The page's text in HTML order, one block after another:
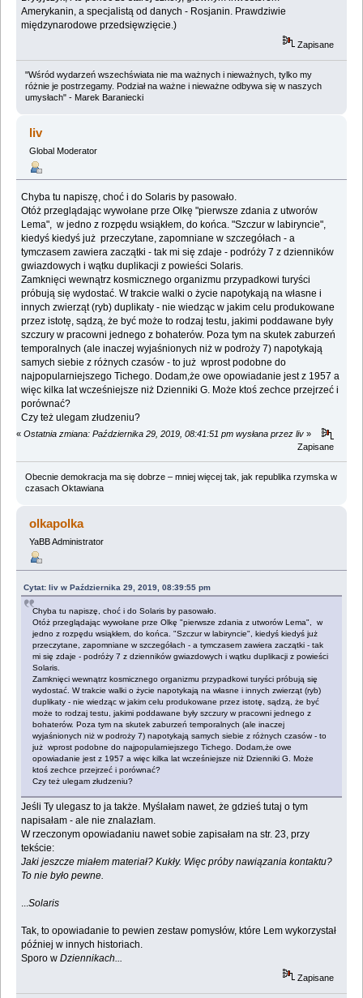
Amerykanin, a specjalistą od danych - Rosjanin. Prawdziwie
międzynarodowe przedsięwzięcie.)
Zapisane
"Wśród wydarzeń wszechświata nie ma ważnych i nieważnych, tylko my
różnie je postrzegamy. Podział na ważne i nieważne odbywa się w naszych
umysłach" - Marek Baraniecki
liv
Global Moderator
Chyba tu napiszę, choć i do Solaris by pasowało.
Otóż przeglądając wywołane prze Olkę "pierwsze zdania z utworów
Lema", w jedno z rozpędu wsiąkłem, do końca. "Szczur w labiryncie",
kiedyś kiedyś już przeczytane, zapomniane w szczegółach - a
tymczasem zawiera zaczątki - tak mi się zdaje - podróży 7 z dzienników
gwiazdowych i wątku duplikacji z powieści Solaris.
Zamknięci wewnątrz kosmicznego organizmu przypadkowi turyści
próbują się wydostać. W trakcie walki o życie napotykają na własne i
innych zwierząt (ryb) duplikaty - nie wiedząc w jakim celu produkowane
przez istotę, sądzą, że być może to rodzaj testu, jakimi poddawane były
szczury w pracowni jednego z bohaterów. Poza tym na skutek zaburzeń
temporalnych (ale inaczej wyjaśnionych niż w podroży 7) napotykają
samych siebie z różnych czasów - to już wprost podobne do
najpopularniejszego Tichego. Dodam,że owe opowiadanie jest z 1957 a
więc kilka lat wcześniejsze niż Dzienniki G. Może ktoś zechce przejrzeć i
porównać?
Czy też ulegam złudzeniu?
« Ostatnia zmiana: Października 29, 2019, 08:41:51 pm wysłana przez liv »
Zapisane
Obecnie demokracja ma się dobrze – mniej więcej tak, jak republika rzymska w
czasach Oktawiana
olkapolka
YaBB Administrator
Cytat: liv w Października 29, 2019, 08:39:55 pm
Chyba tu napiszę, choć i do Solaris by pasowało.
Otóż przeglądając wywołane prze Olkę "pierwsze zdania z utworów Lema", w
jedno z rozpędu wsiąkłem, do końca. "Szczur w labiryncie", kiedyś kiedyś już
przeczytane, zapomniane w szczegółach - a tymczasem zawiera zaczątki - tak
mi się zdaje - podróży 7 z dzienników gwiazdowych i wątku duplikacji z powieści
Solaris.
Zamknięci wewnątrz kosmicznego organizmu przypadkowi turyści próbują się
wydostać. W trakcie walki o życie napotykają na własne i innych zwierząt (ryb)
duplikaty - nie wiedząc w jakim celu produkowane przez istotę, sądzą, że być
może to rodzaj testu, jakimi poddawane były szczury w pracowni jednego z
bohaterów. Poza tym na skutek zaburzeń temporalnych (ale inaczej
wyjaśnionych niż w podroży 7) napotykają samych siebie z różnych czasów - to
już wprost podobne do najpopularniejszego Tichego. Dodam,że owe
opowiadanie jest z 1957 a więc kilka lat wcześniejsze niż Dzienniki G. Może
ktoś zechce przejrzeć i porównać?
Czy też ulegam złudzeniu?
Jeśli Ty ulegasz to ja także. Myślałam nawet, że gdzieś tutaj o tym
napisałam - ale nie znalazłam.
W rzeczonym opowiadaniu nawet sobie zapisałam na str. 23, przy
tekście:
Jaki jeszcze miałem materiał? Kukły. Więc próby nawiązania kontaktu?
To nie było pewne.
...Solaris
Tak, to opowiadanie to pewien zestaw pomysłów, które Lem wykorzystał
później w innych historiach.
Sporo w Dziennikach...
Zapisane